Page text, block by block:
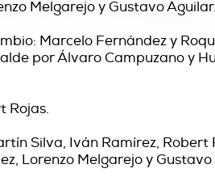
Melgarejo y Gustavo
Marcelo Fernández y
por Álvaro Campuzano y
Rojas.
Silva, Iván Ramírez, Robert
Lorenzo Melgarejo y Gustavo